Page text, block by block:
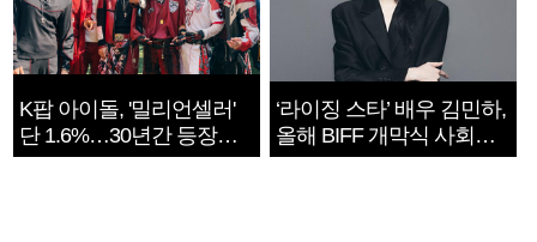
K팝 아이돌, '밀리언셀러'
단 1.6%…30년간 등장
1182개팀 전수조사
‘라이징 스타’ 배우 김민하,
올해 BIFF 개막식 사회자
확정